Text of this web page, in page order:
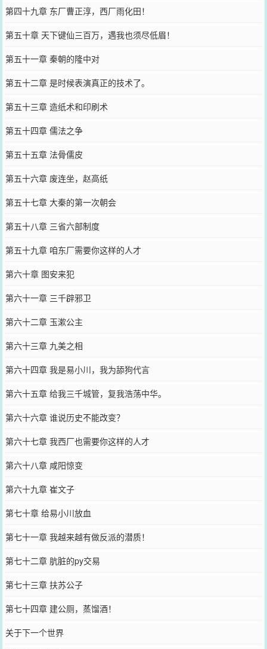
第四十九章 东厂曹正淳，西厂雨化田！
第五十章 天下键仙三百万，遇我也须尽低眉！
第五十一章 秦朝的隆中对
第五十二章 是时候表演真正的技术了。
第五十三章 造纸术和印刷术
第五十四章 儒法之争
第五十五章 法骨儒皮
第五十六章 废连坐，赵高纸
第五十七章 大秦的第一次朝会
第五十八章 三省六部制度
第五十九章 咱东厂需要你这样的人才
第六十章 图安来犯
第六十一章 三千辟邪卫
第六十二章 玉漱公主
第六十三章 九美之相
第六十四章 我是易小川，我为舔狗代言
第六十五章 给我三千城管，复我浩荡中华。
第六十六章 谁说历史不能改变？
第六十七章 我西厂也需要你这样的人才
第六十八章 咸阳惊变
第六十九章 崔文子
第七十章 给易小川放血
第七十一章 我越来越有做反派的潜质！
第七十二章 肮脏的py交易
第七十三章 扶苏公子
第七十四章 建公厕，蒸馏酒！
关于下一个世界